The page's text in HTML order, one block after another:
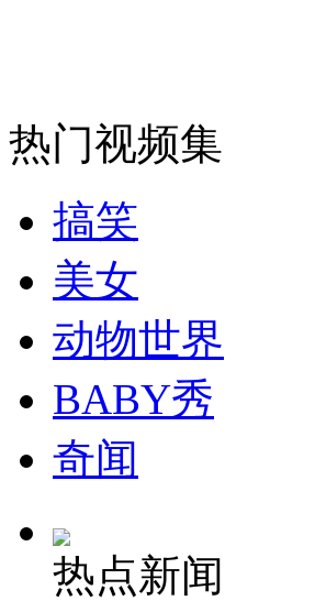
外交部：有关国家言论片面不公正
安徽一实载49人客车翻车
走！跟着总书记去植树
消防员救轻生者
纽约上演“枕头大战”
热门视频集
搞笑
美女
动物世界
BABY秀
奇闻
热点新闻